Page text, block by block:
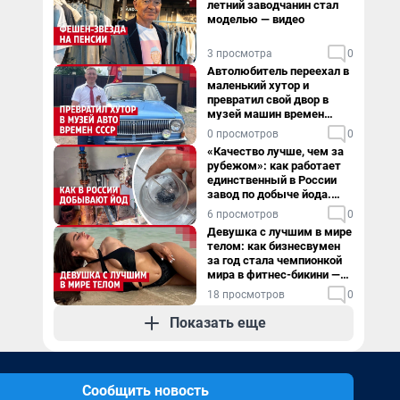
летний заводчанин стал
моделью — видео
3 просмотра 0
Автолюбитель переехал в
маленький хутор и
превратил свой двор в
музей машин времен
СССР. Видео
0 просмотров 0
«Качество лучше, чем за
рубежом»: как работает
единственный в России
завод по добыче йода.
Видео
6 просмотров 0
Девушка с лучшим в мире
телом: как бизнесвумен
за год стала чемпионкой
мира в фитнес-бикини —
видео
18 просмотров 0
Показать еще
Сообщить новость